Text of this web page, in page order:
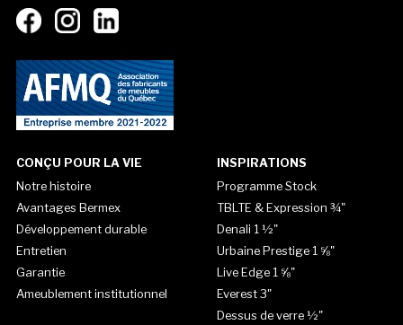
CONÇU POUR LA VIE
Notre histoire
Avantages Bermex
Développement durable
Entretien
Garantie
Ameublement institutionnel
INSPIRATIONS
Programme Stock
TBLTE & Expression ¾"
Denali 1 ½"
Urbaine Prestige 1 ⅝"
Live Edge 1 ⅝"
Everest 3"
Dessus de verre ½"